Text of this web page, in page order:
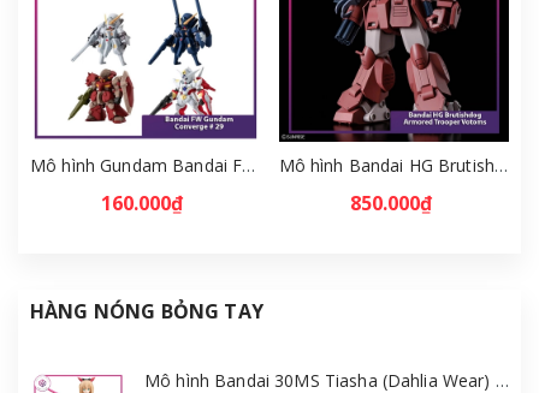
Mô hình Gundam Bandai FW Gundam Converge # 29 Full Set [GDB] [FCH]
160.000₫
Mô hình Bandai HG Brutishdog - Armored Trooper Votoms [GDB] [BHG]
850.000₫
HÀNG NÓNG BỎNG TAY
Mô hình Bandai 30MS Tiasha (Dahlia Wear) [Color B] [GDB] [30MS]